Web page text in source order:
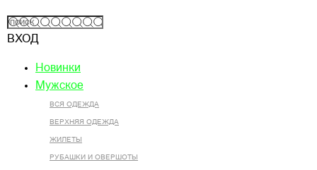
ВХОД
Новинки
Мужское
ВСЯ ОДЕЖДА
ВЕРХНЯЯ ОДЕЖДА
ЖИЛЕТЫ
РУБАШКИ И ОВЕРШОТЫ